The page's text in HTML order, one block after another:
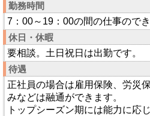
勤務時間
7：00～19：00の間の仕事ので
休日・休暇
要相談。土日祝日は出勤です。
待遇
正社員の場合は雇用保険、労災
みなどは融通ができます。
トップシーズン期には能力に応